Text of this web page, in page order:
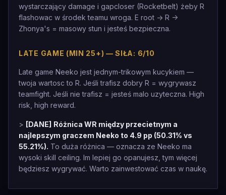
wystarczający damage i gapcloser (Rocketbelt) żeby R
flashowac w środek teamu wroga. E root -> R ->
Zhonya's = masowy stun i jesteś bezpieczna.
LATE GAME (MIN 25+) — SIŁA: 6/10
Late game Neeko jest jednym-trikowym kucykiem —
twoja wartosc to R. Jeśli trafisz dobry R = wygrywasz
teamfight. Jeśli nie trafisz = jesteś malo uzyteczna. High
risk, high reward.
> [DANE] Różnica WR między przecietnym a
najlepszym graczem Neeko to 4.9 pp (50.31% vs
55.21%). To duża różnica — oznacza ze Neeko ma
wysoki skill ceiling. Im lepiej go opanujesz, tym więcej
będziesz wygrywać. Warto zainwestować czas w naukę.